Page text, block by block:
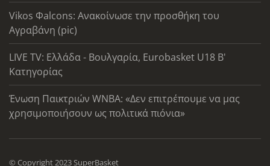
Vikos Φalcons: Ανακοίνωσε την προσθήκη του
Αγραβάνη (pic)
LIVE TV: Ελλάδα - Βουλγαρία, Eurobasket U18 Β'
Κατηγορίας
Ένωση Παικτριών WNBA: «Δεν επιτρέπουμε να μας
χρησιμοποιήσουν ως πολιτικά πιόνια»
© Copyright 2023 SuperBasket